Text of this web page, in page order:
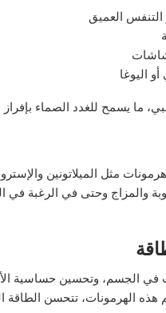
العميق
اليوغا
ما يسمح للغدد الصماء بإفراز
مثل الميلاتونين
والمزاج وحتى في الرغبة في
الجسم، وتحسين حساسية
الهرمونات، تتحسن الطاقة